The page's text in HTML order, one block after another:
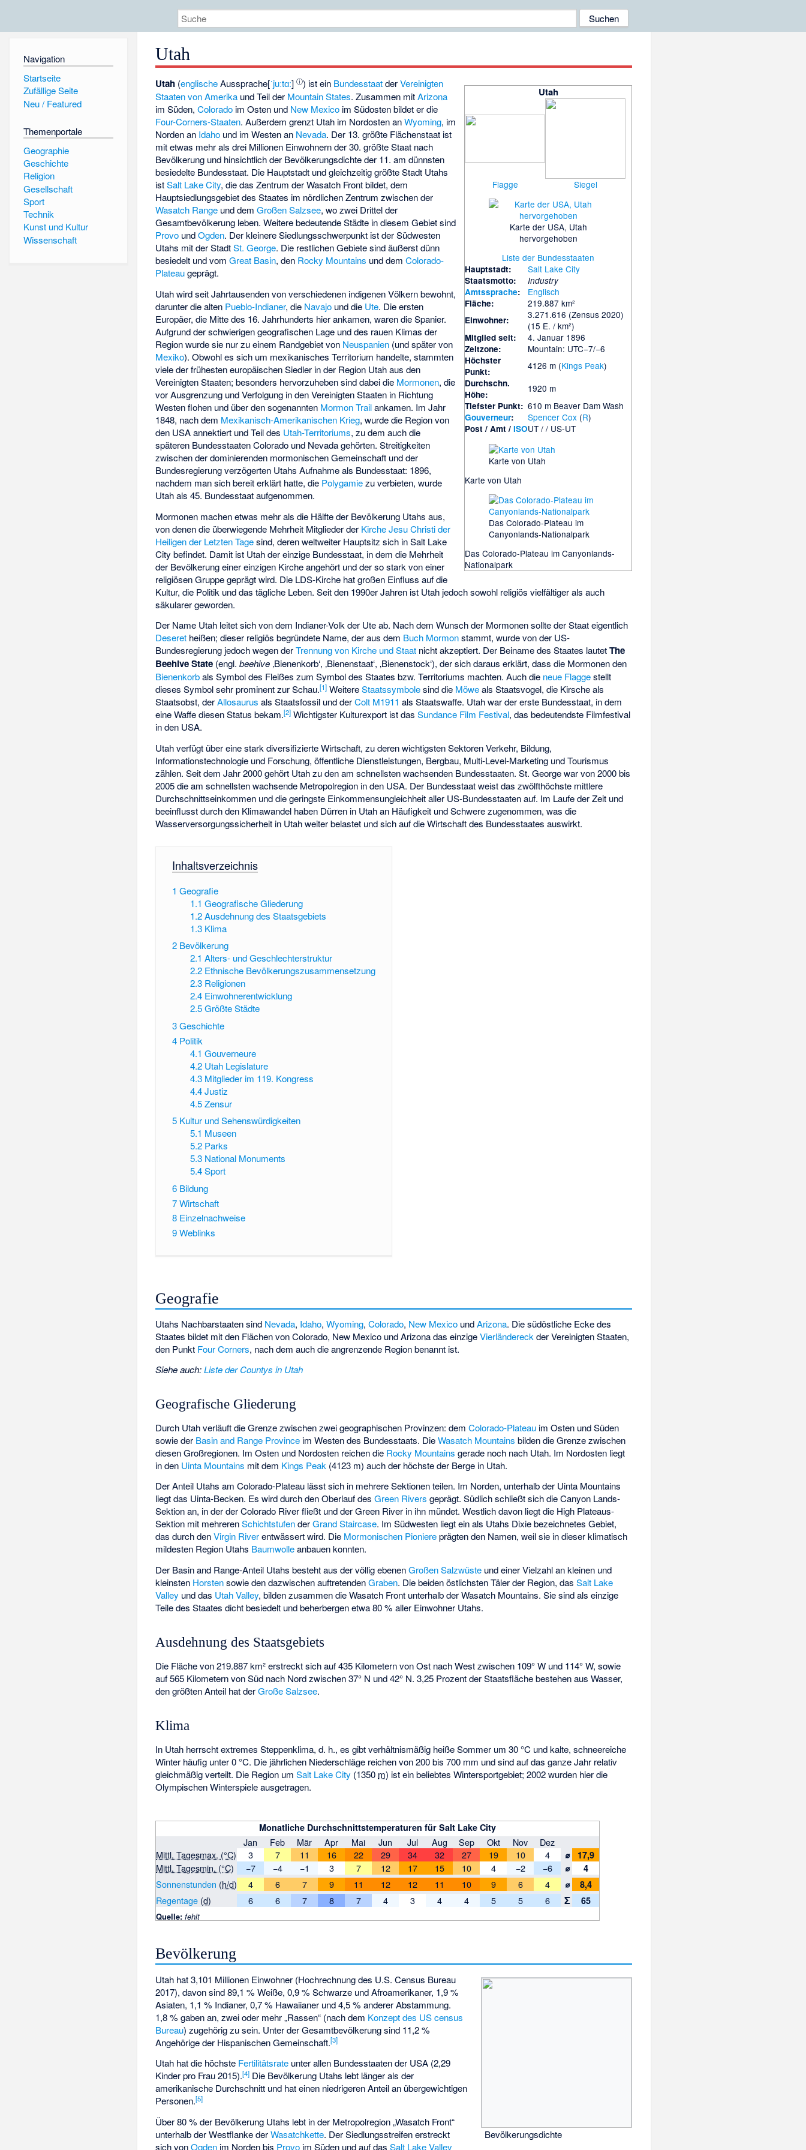
Navigation
Startseite
Zufällige Seite
Neu / Featured
Themenportale
Geographie
Geschichte
Religion
Gesellschaft
Sport
Technik
Kunst und Kultur
Wissenschaft
Utah
Utah
Flagge Siegel
Karte der USA, Utah
hervorgehoben
Liste der Bundesstaaten
Hauptstadt: Salt Lake City
Staatsmotto:
Industry
Amtssprache: Englisch
Fläche: 219.887 km²
Einwohner:
3.271.616 (Zensus 2020)
(15 E. / km²)
Mitglied seit: 4. Januar 1896
Zeitzone: Mountain: UTC−7/−6
Höchster
Punkt:
4126 m (Kings Peak)
Durchschn.
Höhe:
1920 m
Tiefster Punkt: 610 m Beaver Dam Wash
Gouverneur: Spencer Cox (R)
Post / Amt /ISOUT / / US-UT
Karte von Utah
Karte von Utah
Das Colorado-Plateau im
Canyonlands-Nationalpark
Das Colorado-Plateau im Canyonlands-
Nationalpark
Utah (englischeAussprache[ˈjuːtɑː]ⓘ) ist ein BundesstaatderVereinigten
Staaten von Amerika und Teil der Mountain States. Zusammen mitArizona
im Süden,Colorado im Osten und New Mexico im Südosten bildet er die
Four-Corners-Staaten. Außerdem grenzt Utah im Nordosten anWyoming, im
Norden an Idaho und im Westen an Nevada. Der 13. größte Flächenstaat ist
mit etwas mehr als drei Millionen Einwohnern der 30. größte Staat nach
Bevölkerung und hinsichtlich der Bevölkerungsdichte der 11. am dünnsten
besiedelte Bundesstaat. Die Hauptstadt und gleichzeitig größte Stadt Utahs
istSalt Lake City, die das Zentrum derWasatch Frontbildet, dem
Hauptsiedlungsgebiet des Staates im nördlichen Zentrum zwischen der
Wasatch Range und demGroßen Salzsee, wo zwei Drittel der
Gesamtbevölkerung leben. Weitere bedeutende Städte in diesem Gebiet sind
Provo undOgden. Der kleinere Siedlungsschwerpunkt ist der Südwesten
Utahs mit der StadtSt. George. Die restlichen Gebiete sind äußerst dünn
besiedelt und vomGreat Basin, den Rocky Mountains und demColorado-
Plateaugeprägt.
Utah wird seit Jahrtausenden von verschiedenen indigenen Völkern bewohnt,
darunter die alten Pueblo-Indianer, die Navajo und die Ute. Die ersten
Europäer, die Mitte des 16. Jahrhunderts hier ankamen, waren die Spanier.
Aufgrund der schwierigen geografischen Lage und des rauen Klimas der
Region wurde sie nur zu einem Randgebiet von Neuspanien (und später von
Mexiko). Obwohl es sich um mexikanisches Territorium handelte, stammten
viele der frühesten europäischen Siedler in der Region Utah aus den
Vereinigten Staaten; besonders hervorzuheben sind dabei die Mormonen, die
vor Ausgrenzung und Verfolgung in den Vereinigten Staaten in Richtung
Westen flohen und über den sogenannten Mormon Trailankamen. Im Jahr
1848, nach dem Mexikanisch-Amerikanischen Krieg, wurde die Region von
den USA annektiert und Teil des Utah-Territoriums, zu dem auch die
späteren Bundesstaaten Colorado und Nevada gehörten. Streitigkeiten
zwischen der dominierenden mormonischen Gemeinschaft und der
Bundesregierung verzögerten Utahs Aufnahme als Bundesstaat: 1896,
nachdem man sich bereit erklärt hatte, die Polygamiezu verbieten, wurde
Utah als 45. Bundesstaat aufgenommen.
Mormonen machen etwas mehr als die Hälfte der Bevölkerung Utahs aus,
von denen die überwiegende Mehrheit Mitglieder der Kirche Jesu Christi der
Heiligen der Letzten Tagesind, deren weltweiter Hauptsitz sich in Salt Lake
City befindet. Damit ist Utah der einzige Bundesstaat, in dem die Mehrheit
der Bevölkerung einer einzigen Kirche angehört und der so stark von einer
religiösen Gruppe geprägt wird. Die LDS-Kirche hat großen Einfluss auf die
Kultur, die Politik und das tägliche Leben. Seit den 1990er Jahren ist Utah jedoch sowohl religiös vielfältiger als auch
säkularer geworden.
Der Name Utah leitet sich von dem Indianer-Volk der Ute ab. Nach dem Wunsch der Mormonen sollte der Staat eigentlich
Deseret heißen; dieser religiös begründete Name, der aus dem Buch Mormonstammt, wurde von der US-
Bundesregierung jedoch wegen derTrennung von Kirche und Staat nicht akzeptiert. Der Beiname des Staates lautetThe
Beehive State (engl.beehive ‚Bienenkorb‘, ‚Bienenstaat‘, ‚Bienenstock‘), der sich daraus erklärt, dass die Mormonen den
Bienenkorbals Symbol des Fleißes zum Symbol des Staates bzw. Territoriums machten. Auch die neue Flaggestellt
dieses Symbol sehr prominent zur Schau.[1] WeitereStaatssymbolesind die Möweals Staatsvogel, die Kirsche als
Staatsobst, derAllosaurus als Staatsfossil und derColt M1911 als Staatswaffe. Utah war der erste Bundesstaat, in dem
eine Waffe diesen Status bekam.[2] Wichtigster Kulturexport ist dasSundance Film Festival, das bedeutendste Filmfestival
in den USA.
Utah verfügt über eine stark diversifizierte Wirtschaft, zu deren wichtigsten Sektoren Verkehr, Bildung,
Informationstechnologie und Forschung, öffentliche Dienstleistungen, Bergbau, Multi-Level-Marketing und Tourismus
zählen. Seit dem Jahr 2000 gehört Utah zu den am schnellsten wachsenden Bundesstaaten. St. George war von 2000 bis
2005 die am schnellsten wachsende Metropolregion in den USA. Der Bundesstaat weist das zwölfthöchste mittlere
Durchschnittseinkommen und die geringste Einkommensungleichheit aller US-Bundesstaaten auf. Im Laufe der Zeit und
beeinflusst durch den Klimawandel haben Dürren in Utah an Häufigkeit und Schwere zugenommen, was die
Wasserversorgungssicherheit in Utah weiter belastet und sich auf die Wirtschaft des Bundesstaates auswirkt.
Inhaltsverzeichnis
1 Geografie
1.1 Geografische Gliederung
1.2 Ausdehnung des Staatsgebiets
1.3 Klima
2 Bevölkerung
2.1 Alters- und Geschlechterstruktur
2.2 Ethnische Bevölkerungszusammensetzung
2.3 Religionen
2.4 Einwohnerentwicklung
2.5 Größte Städte
3Geschichte
4 Politik
4.1 Gouverneure
4.2 Utah Legislature
4.3 Mitglieder im 119. Kongress
4.4 Justiz
4.5 Zensur
5 Kultur und Sehenswürdigkeiten
5.1 Museen
5.2 Parks
5.3 National Monuments
5.4 Sport
6 Bildung
7Wirtschaft
8 Einzelnachweise
9Weblinks
Geografie
Utahs Nachbarstaaten sind Nevada, Idaho,Wyoming,Colorado, New Mexico undArizona. Die südöstliche Ecke des
Staates bildet mit den Flächen von Colorado, New Mexico und Arizona das einzigeVierländereckder Vereinigten Staaten,
den Punkt Four Corners, nach dem auch die angrenzende Region benannt ist.
Siehe auch:Liste der Countys in Utah
Geografische Gliederung
Durch Utah verläuft die Grenze zwischen zwei geographischen Provinzen: demColorado-Plateau im Osten und Süden
sowie der Basin and Range Province im Westen des Bundesstaats. DieWasatch Mountains bilden die Grenze zwischen
diesen Großregionen. Im Osten und Nordosten reichen die Rocky Mountains gerade noch nach Utah. Im Nordosten liegt
in den Uinta Mountains mit dem Kings Peak (4123 m) auch der höchste der Berge in Utah.
Der Anteil Utahs am Colorado-Plateau lässt sich in mehrere Sektionen teilen. Im Norden, unterhalb der Uinta Mountains
liegt das Uinta-Becken. Es wird durch den Oberlauf desGreen Rivers geprägt. Südlich schließt sich dieCanyon Lands-
Sektionan, in der der Colorado River fließt und der Green River in ihn mündet. Westlich davon liegt die High Plateaus-
Sektion mit mehrerenSchichtstufenderGrand Staircase. Im Südwesten liegt ein als Utahs Dixiebezeichnetes Gebiet,
das durch denVirgin Riverentwässert wird. Die Mormonischen Pioniereprägten den Namen, weil sie in dieser klimatisch
mildesten Region Utahs Baumwolleanbauen konnten.
Der Basin and Range-Anteil Utahs besteht aus der völlig ebenenGroßen Salzwüste und einer Vielzahl an kleinen und
kleinsten Horstensowie den dazwischen auftretendenGraben. Die beiden östlichsten Täler der Region, dasSalt Lake
Valley und das Utah Valley, bilden zusammen dieWasatch Front unterhalb der Wasatch Mountains. Sie sind als einzige
Teile des Staates dicht besiedelt und beherbergen etwa 80 % aller Einwohner Utahs.
Ausdehnung des Staatsgebiets
Die Fläche von 219.887 km² erstreckt sich auf 435 Kilometern von Ost nach West zwischen 109° W und 114° W, sowie
auf 565 Kilometern von Süd nach Nord zwischen 37° N und 42° N. 3,25 Prozent der Staatsfläche bestehen aus Wasser,
den größten Anteil hat derGroße Salzsee.
Klima
In Utah herrscht extremes Steppenklima, d. h., es gibt verhältnismäßig heiße Sommer um 30 °C und kalte, schneereiche
Winter häufig unter 0 °C. Die jährlichen Niederschläge reichen von 200 bis 700 mm und sind auf das ganze Jahr relativ
gleichmäßig verteilt. Die Region umSalt Lake City (1350 m) ist ein beliebtes Wintersportgebiet; 2002 wurden hier die
Olympischen Winterspiele ausgetragen.
Monatliche Durchschnittstemperaturen für Salt Lake City
Jan Feb Mär Apr Mai Jun Jul Aug Sep Okt Nov
Dez
Mittl. Tagesmax. (°C)
3 7 11 16 22 29 34 32 27 19 10 4 ⌀ 17,9
Mittl. Tagesmin. (°C) −7 −4 −1 3 7 12 17 15 10 4 −2 −6 ⌀ 4
Sonnenstunden (h/d) 4 6 7 9 11 12 12 11 10 9 6 4 ⌀ 8,4
Regentage (d) 6 6 7 8 7 4 3 4 4 5 5 6 Σ 65
Quelle: fehlt
Bevölkerung
Bevölkerungsdichte
Utah hat 3,101 Millionen Einwohner (Hochrechnung des U.S. Census Bureau
2017), davon sind 89,1 % Weiße, 0,9 % Schwarze und Afroamerikaner, 1,9 %
Asiaten, 1,1 % Indianer, 0,7 % Hawaiianer und 4,5 % anderer Abstammung.
1,8 % gaben an, zwei oder mehr „Rassen“ (nach dem Konzept des US census
Bureau) zugehörig zu sein. Unter der Gesamtbevölkerung sind 11,2 %
Angehörige der Hispanischen Gemeinschaft.[3]
Utah hat die höchste Fertilitätsrate unter allen Bundesstaaten der USA (2,29
Kinder pro Frau 2015).[4] Die Bevölkerung Utahs lebt länger als der
amerikanische Durchschnitt und hat einen niedrigeren Anteil an übergewichtigen
Personen.[5]
Über 80 % der Bevölkerung Utahs lebt in der Metropolregion „Wasatch Front“
unterhalb der Westflanke derWasatchkette. Der Siedlungsstreifen erstreckt
sich vonOgden im Norden bis Provo im Süden und auf dasSalt Lake Valley